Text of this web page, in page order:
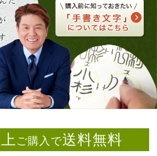
ご購入で送料無料